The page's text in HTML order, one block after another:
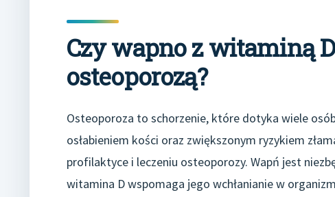
Czy wapno z witaminą
osteoporozą?
Osteoporoza to schorzenie, które dotyka wiele
osłabieniem kości oraz zwiększonym ryzykiem
profilaktyce i leczeniu osteoporozy. Wapń jest
witamina D wspomaga jego wchłanianie w